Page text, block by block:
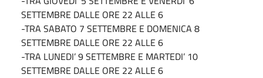
SETTEMBRE DALLE ORE 22 ALLE 6
-TRA SABATO 7 SETTEMBRE E DOMENICA 8
SETTEMBRE DALLE ORE 22 ALLE 6
-TRA LUNEDI’ 9 SETTEMBRE E MARTEDI’ 10
SETTEMBRE DALLE ORE 22 ALLE 6